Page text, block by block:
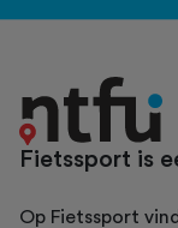
Fietssport is
Op Fietssport